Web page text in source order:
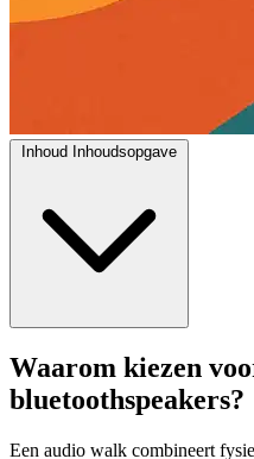
Inhoud Inhoudsopgave
Waarom kiezen
bluetoothspeakers?
Een audio walk combineert